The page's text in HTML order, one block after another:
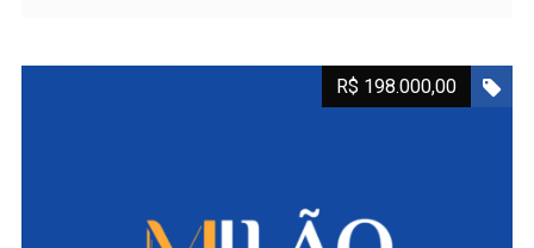
R$ 198.000,00